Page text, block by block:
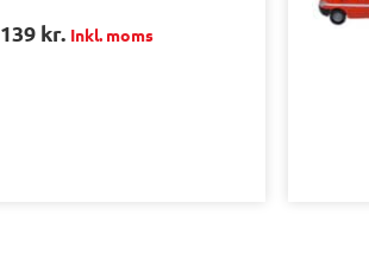
139 kr. Inkl. moms